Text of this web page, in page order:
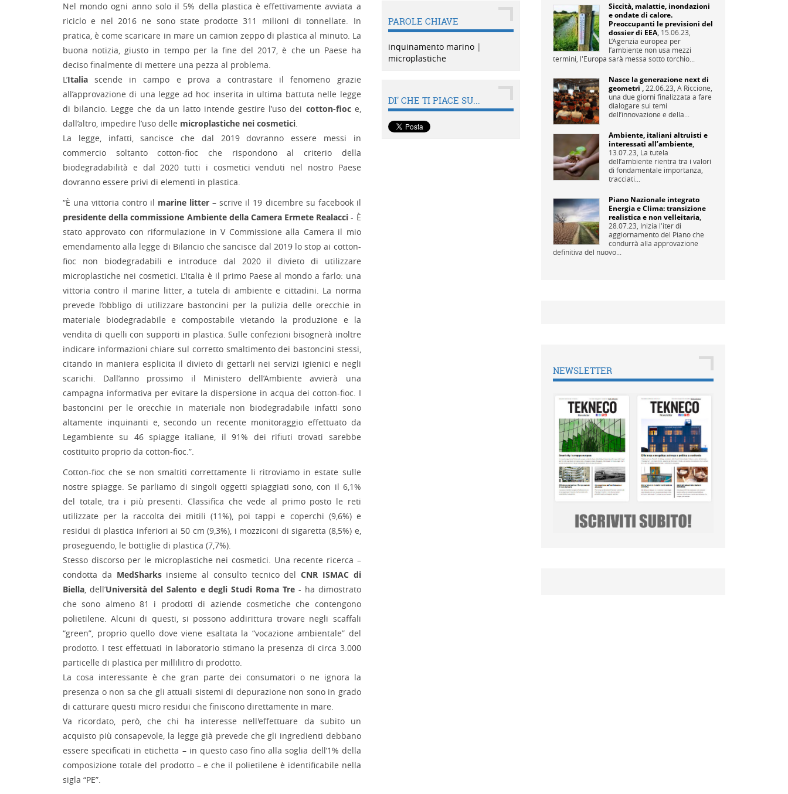
Nel mondo ogni anno solo il 5% della plastica è effettivamente avviata a
riciclo e nel 2016 ne sono state prodotte 311 milioni di tonnellate. In
pratica, è come scaricare in mare un camion zeppo di plastica al minuto. La
buona notizia, giusto in tempo per la fine del 2017, è che un Paese ha
deciso finalmente di mettere una pezza al problema.
L’Italia scende in campo e prova a contrastare il fenomeno grazie
all’approvazione di una legge ad hoc inserita in ultima battuta nelle legge
di bilancio. Legge che da un latto intende gestire l’uso dei cotton-fioce,
dall’altro, impedire l’uso delle microplastiche nei cosmetici.
La legge, infatti, sancisce che dal 2019 dovranno essere messi in
commercio soltanto cotton-fioc che rispondono al criterio della
biodegradabilità e dal 2020 tutti i cosmetici venduti nel nostro Paese
dovranno essere privi di elementi in plastica.
“È una vittoria contro il marine litter – scrive il 19 dicembre su facebook il
presidente della commissione Ambiente della Camera Ermete Realacci - È
stato approvato con riformulazione in V Commissione alla Camera il mio
emendamento alla legge di Bilancio che sancisce dal 2019 lo stop ai cotton-
fioc non biodegradabili e introduce dal 2020 il divieto di utilizzare
microplastiche nei cosmetici. L’Italia è il primo Paese al mondo a farlo: una
vittoria contro il marine litter, a tutela di ambiente e cittadini. La norma
prevede l’obbligo di utilizzare bastoncini per la pulizia delle orecchie in
materiale biodegradabile e compostabile vietando la produzione e la
vendita di quelli con supporti in plastica. Sulle confezioni bisognerà inoltre
indicare informazioni chiare sul corretto smaltimento dei bastoncini stessi,
citando in maniera esplicita il divieto di gettarli nei servizi igienici e negli
scarichi. Dall’anno prossimo il Ministero dell’Ambiente avvierà una
campagna informativa per evitare la dispersione in acqua dei cotton-fioc. I
bastoncini per le orecchie in materiale non biodegradabile infatti sono
altamente inquinanti e, secondo un recente monitoraggio effettuato da
Legambiente su 46 spiagge italiane, il 91% dei rifiuti trovati sarebbe
costituito proprio da cotton-fioc.”.
Cotton-fioc che se non smaltiti correttamente li ritroviamo in estate sulle
nostre spiagge. Se parliamo di singoli oggetti spiaggiati sono, con il 6,1%
del totale, tra i più presenti. Classifica che vede al primo posto le reti
utilizzate per la raccolta dei mitili (11%), poi tappi e coperchi (9,6%) e
residui di plastica inferiori ai 50 cm (9,3%), i mozziconi di sigaretta (8,5%) e,
proseguendo, le bottiglie di plastica (7,7%).
Stesso discorso per le microplastiche nei cosmetici. Una recente ricerca –
condotta da MedSharksinsieme al consulto tecnico delCNR ISMAC di
Biella, dell’Università del Salento e degli Studi Roma Tre - ha dimostrato
che sono almeno 81 i prodotti di aziende cosmetiche che contengono
polietilene. Alcuni di questi, si possono addirittura trovare negli scaffali
“green”, proprio quello dove viene esaltata la “vocazione ambientale” del
prodotto. I test effettuati in laboratorio stimano la presenza di circa 3.000
particelle di plastica per millilitro di prodotto.
La cosa interessante è che gran parte dei consumatori o ne ignora la
presenza o non sa che gli attuali sistemi di depurazione non sono in grado
di catturare questi micro residui che finiscono direttamente in mare.
Va ricordato, però, che chi ha interesse nell'effettuare da subito un
acquisto più consapevole, la legge già prevede che gli ingredienti debbano
essere specificati in etichetta – in questo caso fino alla soglia dell’1% della
composizione totale del prodotto – e che il polietilene è identificabile nella
sigla “PE”.
PAROLE CHIAVE
inquinamento marino|
microplastiche
DI' CHE TI PIACE SU...
Siccità, malattie, inondazioni
e ondate di calore.
Preoccupanti le previsioni del
dossier di EEA, 15.06.23,
L’Agenzia europea per
l’ambiente non usa mezzi
termini, l'Europa sarà messa sotto torchio...
Nasce la generazione next di
geometri , 22.06.23, A Riccione,
una due giorni finalizzata a fare
dialogare sui temi
dell’innovazione e della...
Ambiente, italiani altruisti e
interessati all’ambiente,
13.07.23, La tutela
dell’ambiente rientra tra i valori
di fondamentale importanza,
tracciati...
Piano Nazionale integrato
Energia e Clima: transizione
realistica e non velleitaria,
28.07.23, Inizia l'iter di
aggiornamento del Piano che
condurrà alla approvazione
definitiva del nuovo...
NEWSLETTER